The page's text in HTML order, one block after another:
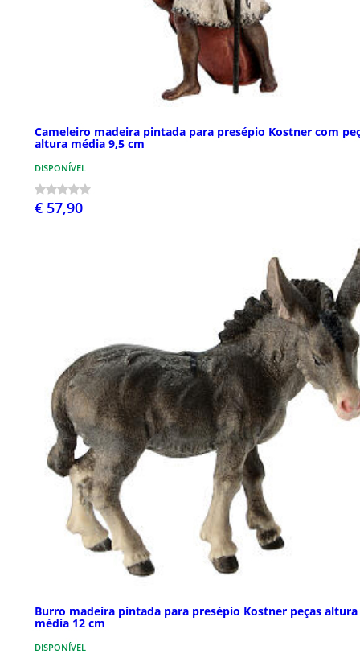
Cameleiro madeira pintada para presépio Kostner com
altura média 9,5 cm
DISPONÍVEL
€ 57,90
Burro madeira pintada para presépio Kostner peças altura
média 12 cm
DISPONÍVEL